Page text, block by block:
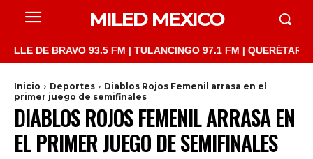
MILED MEXICO
DE BRAVO 93.5 FM | TULANCINGO 97.1 FM | QUERÉTARO
Inicio Deportes
Diablos Rojos Femenil arrasa en el
primer juego de semifinales
DIABLOS ROJOS FEMENIL ARRASA EN
EL PRIMER JUEGO DE SEMIFINALES